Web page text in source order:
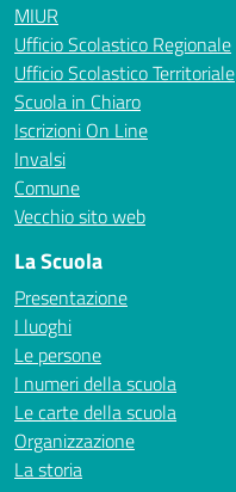
MIUR
Ufficio Scolastico Regionale
Ufficio Scolastico Territoriale
Scuola in Chiaro
Iscrizioni On Line
Invalsi
Comune
Vecchio sito web
La Scuola
Presentazione
I luoghi
Le persone
I numeri della scuola
Le carte della scuola
Organizzazione
La storia